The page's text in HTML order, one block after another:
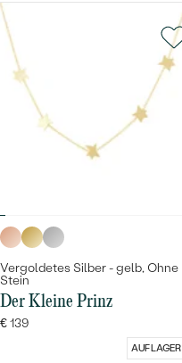
Vergoldetes Silber - gelb, Ohne
Stein
Der Kleine Prinz
€ 139
AUF LAGER